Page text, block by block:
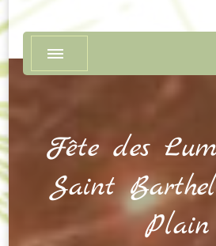
Fête des
Saint
Plain